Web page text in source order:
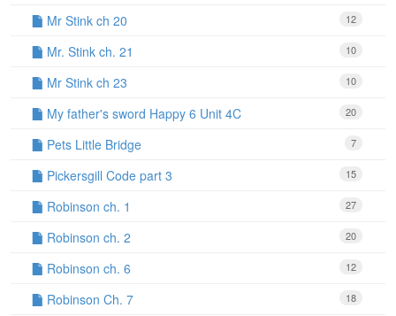
12
Mr Stink ch 20
10
Mr. Stink ch. 21
10
Mr Stink ch 23
20
My father's sword Happy 6 Unit 4C
7
Pets Little Bridge
15
Pickersgill Code part 3
27
Robinson ch. 1
20
Robinson ch. 2
12
Robinson ch. 6
18
Robinson Ch. 7